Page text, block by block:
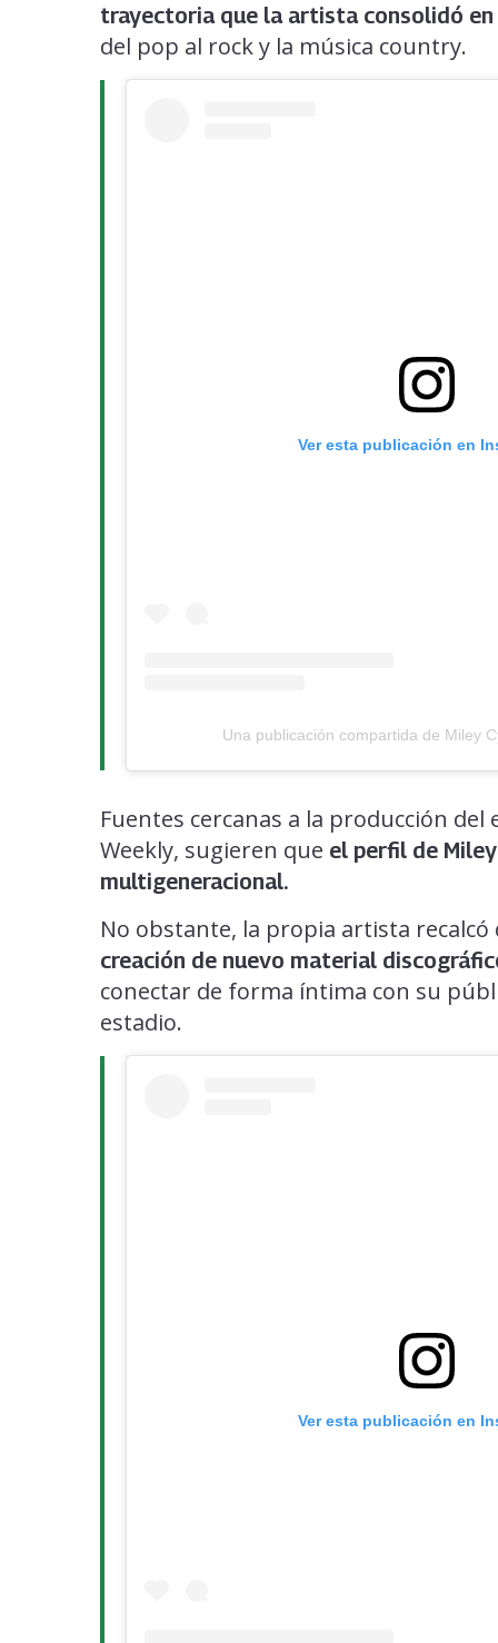
trayectoria que la artista consolidó
del pop al rock y la música country.
Ver esta publicación en
Una publicación compartida de Miley
Fuentes cercanas a la producción
Weekly, sugieren que el perfil de
multigeneracional.
No obstante, la propia artista recalcó
creación de nuevo material
conectar de forma íntima con su
estadio.
Ver esta publicación en